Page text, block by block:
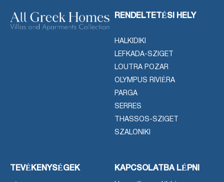
RENDELTETÉSI HELY
HALKIDIKI
LEFKADA-SZIGET
LOUTRA POZAR
OLYMPUS RIVIÉRA
PARGA
SERRES
THASSOS-SZIGET
SZALONIKI
TEVÉKENYSÉGEK KAPCSOLATBA LÉPNI